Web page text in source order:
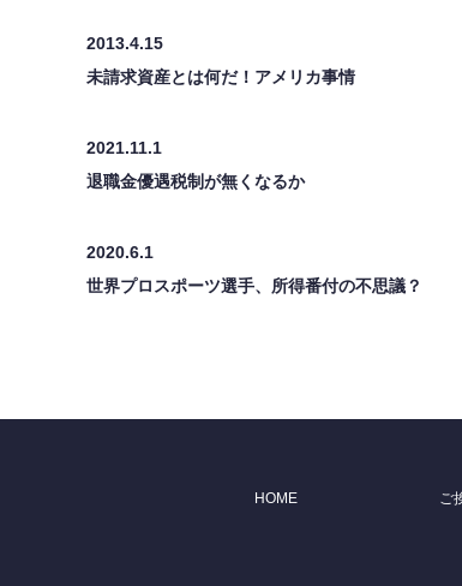
2013.4.15
未請求資産とは何だ！アメリカ事情
2021.11.1
退職金優遇税制が無くなるか
2020.6.1
世界プロスポーツ選手、所得番付の不思議？
HOME ご